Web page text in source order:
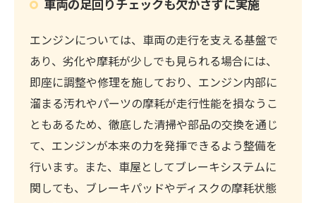
車両の足回りチェックも欠かさずに実施
エンジンについては、車両の走行を支える基盤で
あり、劣化や摩耗が少しでも見られる場合には、
即座に調整や修理を施しており、エンジン内部に
溜まる汚れやパーツの摩耗が走行性能を損なうこ
ともあるため、徹底した清掃や部品の交換を通じ
て、エンジンが本来の力を発揮できるよう整備を
行います。また、車屋としてブレーキシステムに
関しても、ブレーキパッドやディスクの摩耗状態